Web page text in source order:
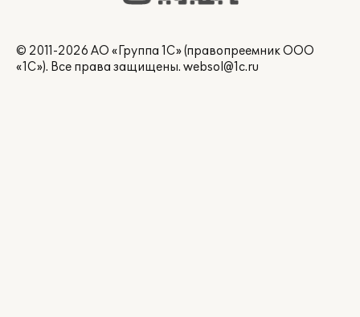
© 2011-2026 АО «Группа 1С» (правопреемник ООО
«1С»). Все права защищены. websol@1c.ru